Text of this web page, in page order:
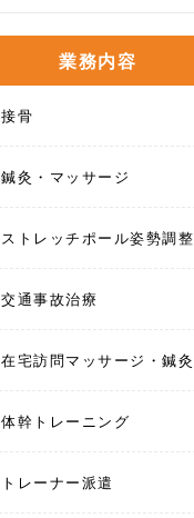
業務内容
接骨
鍼灸・マッサージ
ストレッチポール姿勢調整
交通事故治療
在宅訪問マッサージ・鍼灸
体幹トレーニング
トレーナー派遣